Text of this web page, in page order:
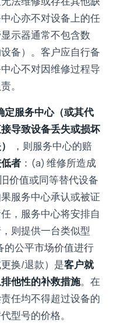
心亦不对设备上的任
示器通常不包含数
备）。客户应自行备
心不对因维修过程导
。
定服务中心（或其代
导致设备丢失或损坏
，则服务中心的赔
者 ：(a) 维修所造成
价值或同等替代设备
服务中心承认或被证
，服务中心将安排自
则提供一台类似型
的公平市场价值进行
换/退款）是客户就
他性的补救措施。在
任均不得超过设备的
型号的价格。